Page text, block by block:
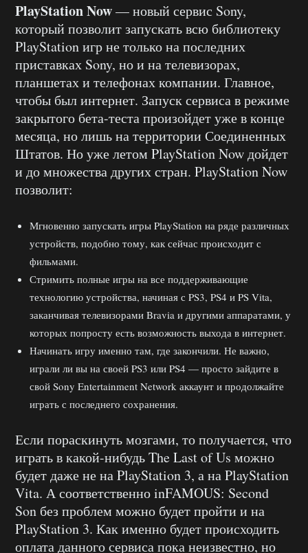
PlayStation Now— новый сервис Sony,
который позволит запускать всю библиотеку
PlayStation игр не только на последних
приставках Sony, но и на телевизорах,
планшетах и телефонах компании. Главное,
чтобы был интернет. Запуск сервиса в режиме
закрытого бета-теста произойдет уже в конце
месяца, но лишь на территории Соединенных
Штатов. Но уже летом PlayStation Now дойдет
и до множества других стран. PlayStation Now
позволит:
Мгновенно запускать игры PlayStation на ряде различных
устройств, подобно тому, как сейчас происходит с
фильмами.
Стримить полные игры на все поддерживающие
технологию устройства, начиная с PS3, PS4 и PS Vita,
заканчивая телевизорами Bravia и другими аппаратами, у
которых попросту есть возможность выхода в интернет.
Начинать игру именно там, где закончили. Не важно,
играли ли вы на своей PS3 или PS4 — просто зайдите в
свой Sony Entertainment Network аккаунт и продолжайте
играть с последнего сохранения.
Если пораскинуть мозгами, то получается, что
играть в какой-нибудь The Last of Us можно
будет даже не на PlayStation 3, а на PlayStation
Vita. А соответственно inFAMOUS: Second
Son без проблем можно будет пройти и на
PlayStation 3. Как именно будет происходить
оплата данного сервиса пока неизвестно, но